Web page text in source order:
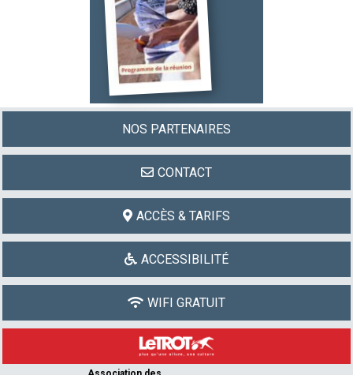
samedi 7 novembre -
16h00
lire la suite
NOS PARTENAIRES
CONTACT
ACCÈS & TARIFS
ACCESSIBILITÉ
WIFI GRATUIT